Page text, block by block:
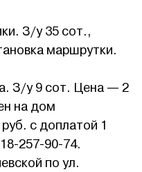
З/у 35 сот.,
маршрутки.
З/у 9 сот. Цена — 2
на дом
с доплатой 1
257-90-74.
по ул.